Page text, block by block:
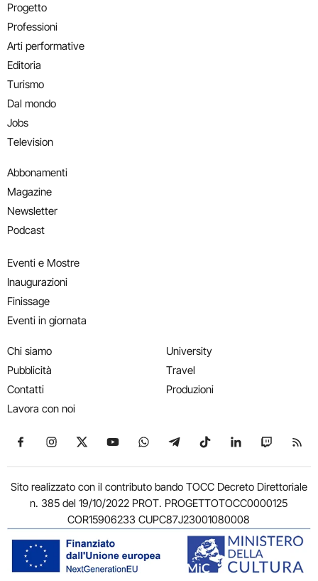
Progetto
Professioni
Arti performative
Editoria
Turismo
Dal mondo
Jobs
Television
Abbonamenti
Magazine
Newsletter
Podcast
Eventi e Mostre
Inaugurazioni
Finissage
Eventi in giornata
Chi siamo
Pubblicità
Contatti
Lavora con noi
University
Travel
Produzioni
Seguici su Facebook
Seguici su Instagram
Seguici su X
Seguici su YouTube
Seguici su WhatsApp
Seguici su Telegram
Seguici su TikTok
Seguici su
Seguici
Sito realizzato con il contributo bando TOCC Decreto Direttoriale
n. 385 del 19/10/2022 PROT. PROGETTOTOCC0000125
COR15906233 CUPC87J23001080008